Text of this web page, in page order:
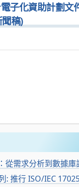
子化資助計劃文
稿)
從需求分析到數據庫
: 推行 ISO/IEC